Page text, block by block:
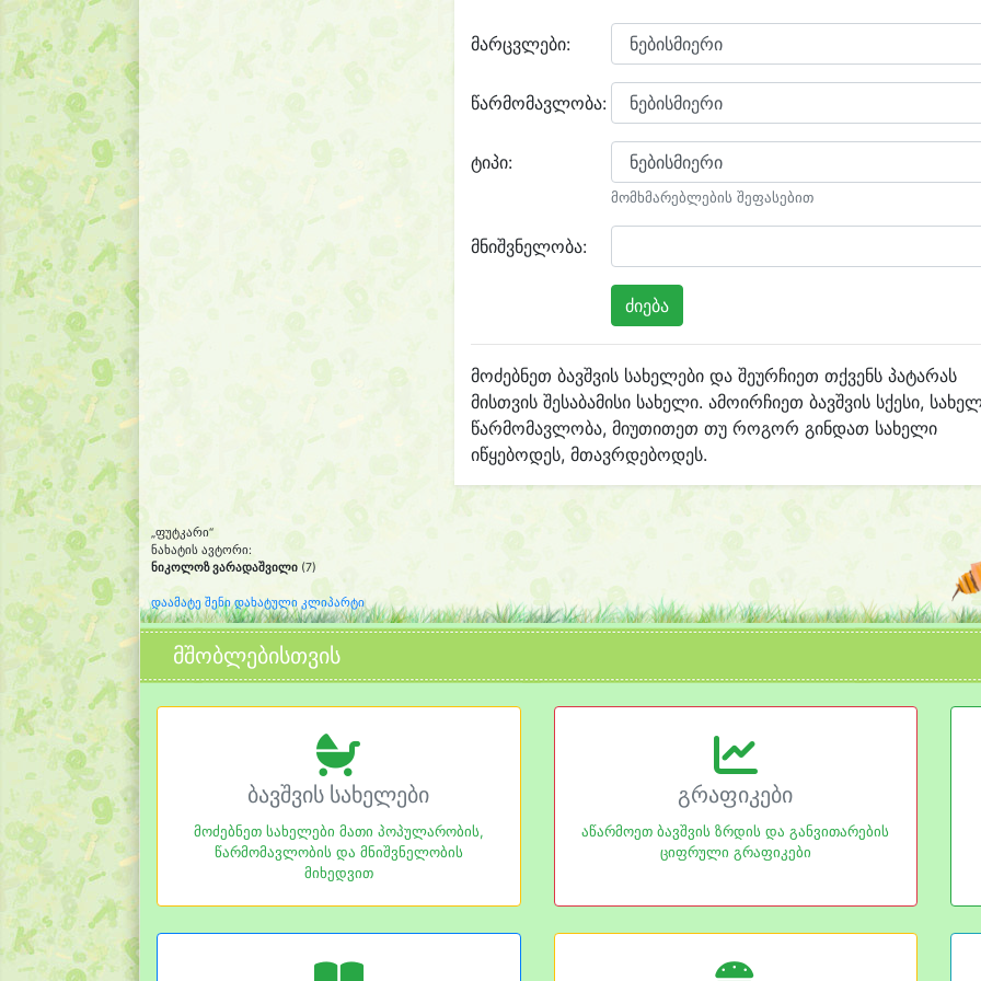
მარცვლები:
წარმომავლობა:
ტიპი:
მომხმარებლების შეფასებით
მნიშვნელობა:
მოძებნეთ ბავშვის სახელები და შეურჩიეთ თქვენს პატარას
მისთვის შესაბამისი სახელი. ამოირჩიეთ ბავშვის სქესი,
წარმომავლობა, მიუთითეთ თუ როგორ გინდათ სახელი
იწყებოდეს, მთავრდებოდეს.
„ფუტკარი“
ნახატის ავტორი:
ნიკოლოზ ვარადაშვილი (7)
დაამატე შენი დახატული კლიპარტი
მშობლებისთვის
ბავშვის სახელები
მოძებნეთ სახელები მათი პოპულარობის,
წარმომავლობის და მნიშვნელობის
მიხედვით
გრაფიკები
აწარმოეთ ბავშვის ზრდის და განვითარების
ციფრული გრაფიკები